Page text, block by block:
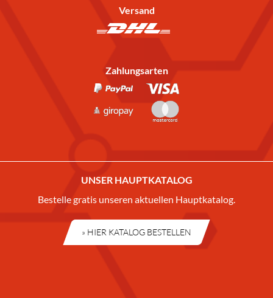
Versand
Zahlungsarten
UNSER HAUPTKATALOG
Bestelle gratis unseren aktuellen Hauptkatalog.
» HIER KATALOG BESTELLEN